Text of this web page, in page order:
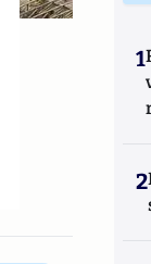
1
2